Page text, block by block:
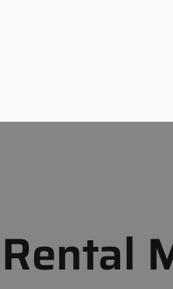
Rental